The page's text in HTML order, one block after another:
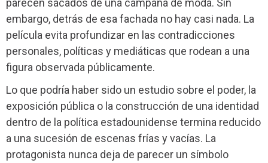
parecen sacados de una campaña de moda. Sin
embargo, detrás de esa fachada no hay casi nada. La
película evita profundizar en las contradicciones
personales, políticas y mediáticas que rodean a una
figura observada públicamente.
Lo que podría haber sido un estudio sobre el poder, la
exposición pública o la construcción de una identidad
dentro de la política estadounidense termina reducido
a una sucesión de escenas frías y vacías. La
protagonista nunca deja de parecer un símbolo